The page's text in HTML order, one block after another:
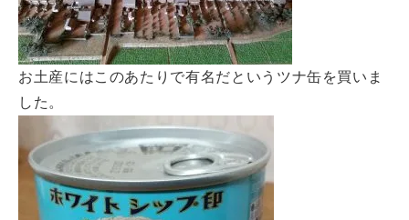
お土産にはこのあたりで有名だというツナ缶を買いま
した。